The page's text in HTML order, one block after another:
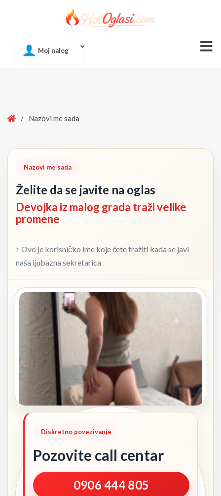
Moj nalog
Home
/ Nazovi me sada
Nazovi me sada
Želite da se javite na oglas
Devojka iz malog grada traži velike
promene
↑ Ovo je korisničko ime koje ćete tražiti kada se javi
naša ljubazna sekretarica
Diskretno povezivanje
Pozovite call centar
0906 444 805